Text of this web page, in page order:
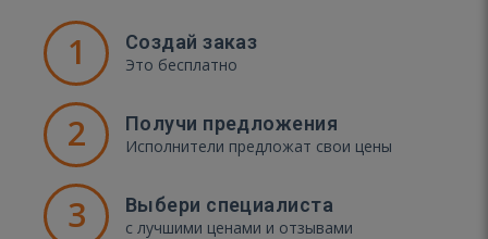
1 Создай заказ
Это бесплатно
2 Получи предложения
Исполнители предложат свои цены
3 Выбери специалиста
с лучшими ценами и отзывами